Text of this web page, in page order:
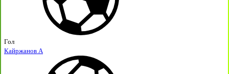
Гол
Кайржанов А